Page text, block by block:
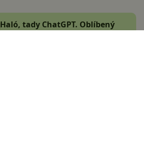
Haló, tady ChatGPT. Oblíbený